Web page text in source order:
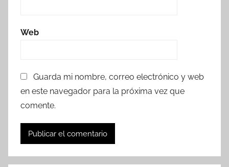
Web
Guarda mi nombre, correo electrónico y web
en este navegador para la próxima vez que
comente.